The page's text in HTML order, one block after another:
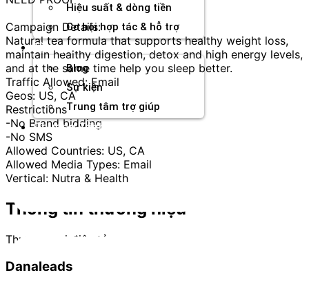
Hiệu suất & dòng tiền
Cơ hội hợp tác & hỗ trợ
Tài nguyên
Blog
Sự kiện
Trung tâm trợ giúp
Chương Trình Creator
Campaign Details:
Natural tea formula that supports healthy weight loss,
maintain healthy digestion, detox and high energy levels,
and at the same time help you sleep better.
Traffic Allowed: Email
Geos: US, CA
Restrictions
-No Brand bidding
-No SMS
Allowed Countries: US, CA
Allowed Media Types: Email
Vertical: Nutra & Health
Thông tin thương hiệu
Thương mại điện tử
Danaleads